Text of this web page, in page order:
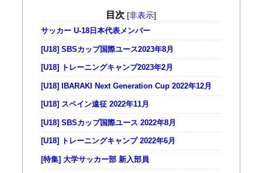
目次 [非表示]
サッカー U-18日本代表メンバー
[U18] SBSカップ国際ユース2023年8月
[U18] トレーニングキャンプ2023年2月
[U18] IBARAKI Next Generation Cup 2022年12月
[U18] スペイン遠征 2022年11月
[U18] SBSカップ国際ユース 2022年8月
[U18] トレーニングキャンプ 2022年6月
[特集] 大学サッカー部 新入部員